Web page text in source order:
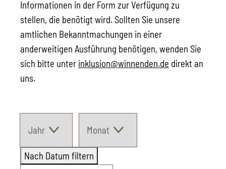
Informationen in der Form zur Verfügung zu
stellen, die benötigt wird. Sollten Sie unsere
amtlichen Bekanntmachungen in einer
anderweitigen Ausführung benötigen, wenden Sie
sich bitte unter inklusion@winnenden.de direkt an
uns.
Nach Datum filtern